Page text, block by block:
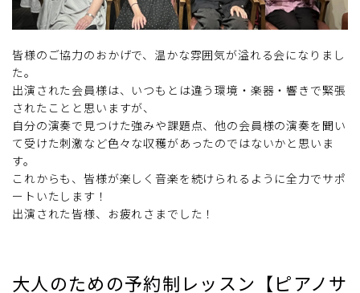
皆様のご協力のおかげで、温かな雰囲気が溢れる会になりまし
た。
出演された会員様は、いつもとは違う環境・楽器・響きで緊張
されたことと思いますが、
自分の演奏で見つけた強みや課題点、他の会員様の演奏を聞い
て受けた刺激など色々な収穫があったのではないかと思いま
す。
これからも、皆様が楽しく音楽を続けられるように全力でサポ
ートいたします！
出演された皆様、お疲れさまでした！
大人のための予約制レッスン【ピアノサ